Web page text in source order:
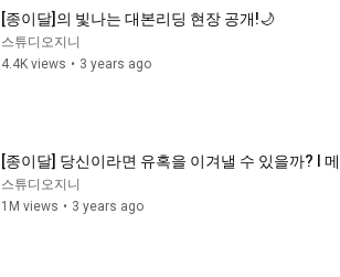
[종이달]의 빛나는 대본리딩 현장 공개!🌙
스튜디오지니
4.4K views • 3 years ago
[종이달] 당신이라면 유혹을 이겨낼 수 있을까? l
스튜디오지니
1M views • 3 years ago